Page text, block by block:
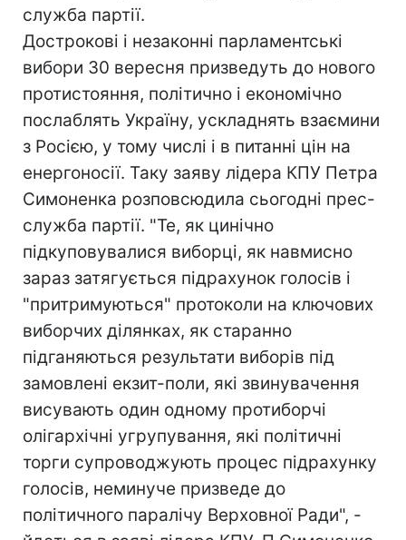
служба партії.
Дострокові і незаконні парламентські
вибори 30 вересня призведуть до нового
протистояння, політично і економічно
послаблять Україну, ускладнять взаємини
з Росією, у тому числі і в питанні цін на
енергоносії. Таку заяву лідера КПУ Петра
Симоненка розповсюдила сьогодні прес-
служба партії. "Те, як цинічно
підкуповувалися виборці, як навмисно
зараз затягується підрахунок голосів і
"притримуються" протоколи на ключових
виборчих ділянках, як старанно
підганяються результати виборів під
замовлені екзит-поли, які звинувачення
висувають один одному протиборчі
олігархічні угрупування, які політичні
торги супроводжують процес підрахунку
голосів, неминуче призведе до
політичного паралічу Верховної Ради", -